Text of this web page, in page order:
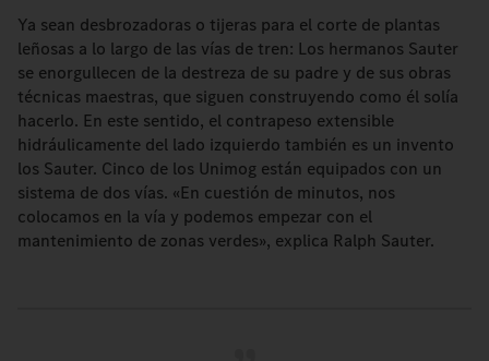
Ya sean desbrozadoras o tijeras para el corte de plantas
leñosas a lo largo de las vías de tren: Los hermanos Sauter
se enorgullecen de la destreza de su padre y de sus obras
técnicas maestras, que siguen construyendo como él solía
hacerlo. En este sentido, el contrapeso extensible
hidráulicamente del lado izquierdo también es un invento
los Sauter. Cinco de los Unimog están equipados con un
sistema de dos vías. «En cuestión de minutos, nos
colocamos en la vía y podemos empezar con el
mantenimiento de zonas verdes», explica Ralph Sauter.